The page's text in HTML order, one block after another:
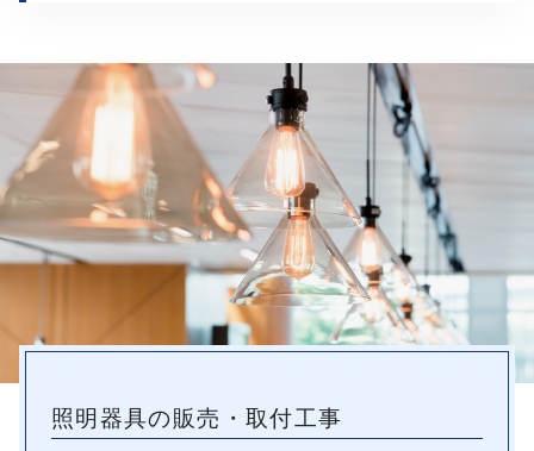
プライバシーポリシー
照明器具の販売・取付工事